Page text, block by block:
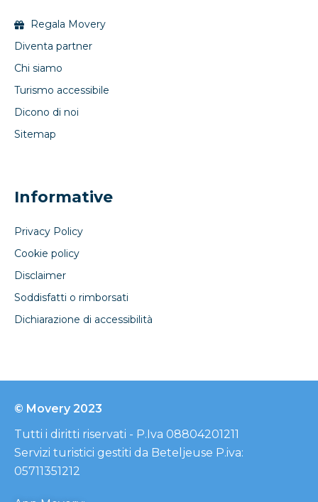
Regala Movery
Diventa partner
Chi siamo
Turismo accessibile
Dicono di noi
Sitemap
Informative
Privacy Policy
Cookie policy
Disclaimer
Soddisfatti o rimborsati
Dichiarazione di accessibilità
© Movery 2023
Tutti i diritti riservati - P.Iva 08804201211
Servizi turistici gestiti da Beteljeuse P.iva:
05711351212